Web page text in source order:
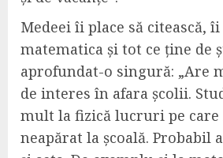
Medeei îi place să citească,
matematica și tot ce ține de
aprofundat-o singură: „Are
de interes în afara școlii.
mult la fizică lucruri pe care
neapărat la școală. Probabil